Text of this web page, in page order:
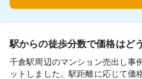
駅からの徒歩分数で価格はど
千倉駅周辺のマンション売出し事
ットしました。駅距離に応じて価